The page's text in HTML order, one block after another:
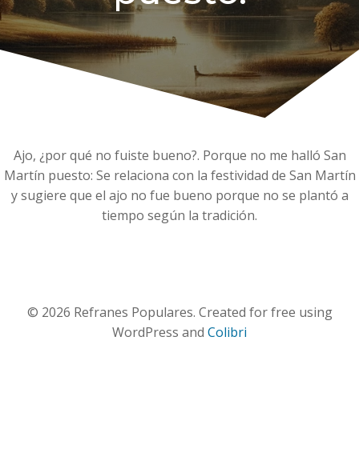
Ajo, ¿por qué no fuiste bueno?. Porque no me halló San
Martín puesto: Se relaciona con la festividad de San Martín
y sugiere que el ajo no fue bueno porque no se plantó a
tiempo según la tradición.
© 2026 Refranes Populares. Created for free using
WordPress and Colibri